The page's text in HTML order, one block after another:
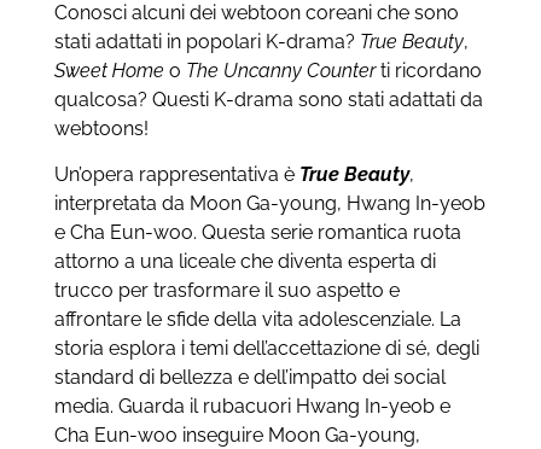
Conosci alcuni dei webtoon coreani che sono
stati adattati in popolari K-drama? True Beauty,
Sweet Home o The Uncanny Counterti ricordano
qualcosa? Questi K-drama sono stati adattati da
webtoons!
Un’opera rappresentativa è True Beauty,
interpretata da Moon Ga-young, Hwang In-yeob
e Cha Eun-woo. Questa serie romantica ruota
attorno a una liceale che diventa esperta di
trucco per trasformare il suo aspetto e
affrontare le sfide della vita adolescenziale. La
storia esplora i temi dell’accettazione di sé, degli
standard di bellezza e dell’impatto dei social
media. Guarda il rubacuori Hwang In-yeob e
Cha Eun-woo inseguire Moon Ga-young,